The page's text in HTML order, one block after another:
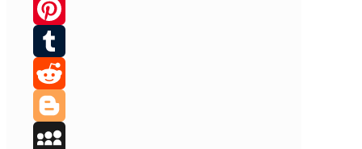
Twitter
Pinterest
Tumblr
Reddit
Blogger